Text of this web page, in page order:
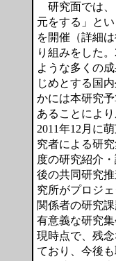
研究面では、
元をする」と
を開催（詳細
り組みをした
ような多くの
じめとする国
かには本研究
あることによ
2011年12月に
究者による研
度の研究紹介
後の共同研究
究所がプロジ
関係者の研究
有意義な研究
現時点で、残
ており、今後